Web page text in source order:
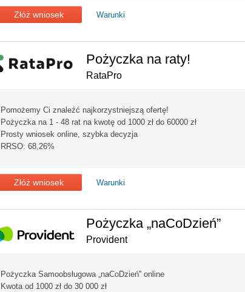
Złóż wniosek Warunki
Pożyczka na raty!
RataPro
Pomożemy Ci znaleźć najkorzystniejszą ofertę!
Pożyczka na 1 - 48 rat na kwotę od 1000 zł do 60000 zł
Prosty wniosek online, szybka decyzja
RRSO: 68,26%
Złóż wniosek Warunki
Pożyczka „naCoDzień”
Provident
Pożyczka Samoobsługowa „naCoDzień” online
Kwota od 1000 zł do 30 000 zł